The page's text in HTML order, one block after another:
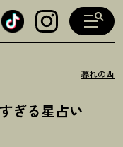
暮れの酉
ぎる星占い